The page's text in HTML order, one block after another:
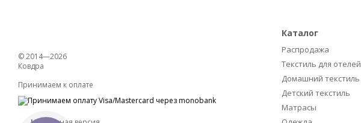
© 2014—2026
Ковдра
Принимаем к оплате
Каталог
Распродажа
Текстиль для отелей
Домашний текстиль
Детский текстиль
Матрасы